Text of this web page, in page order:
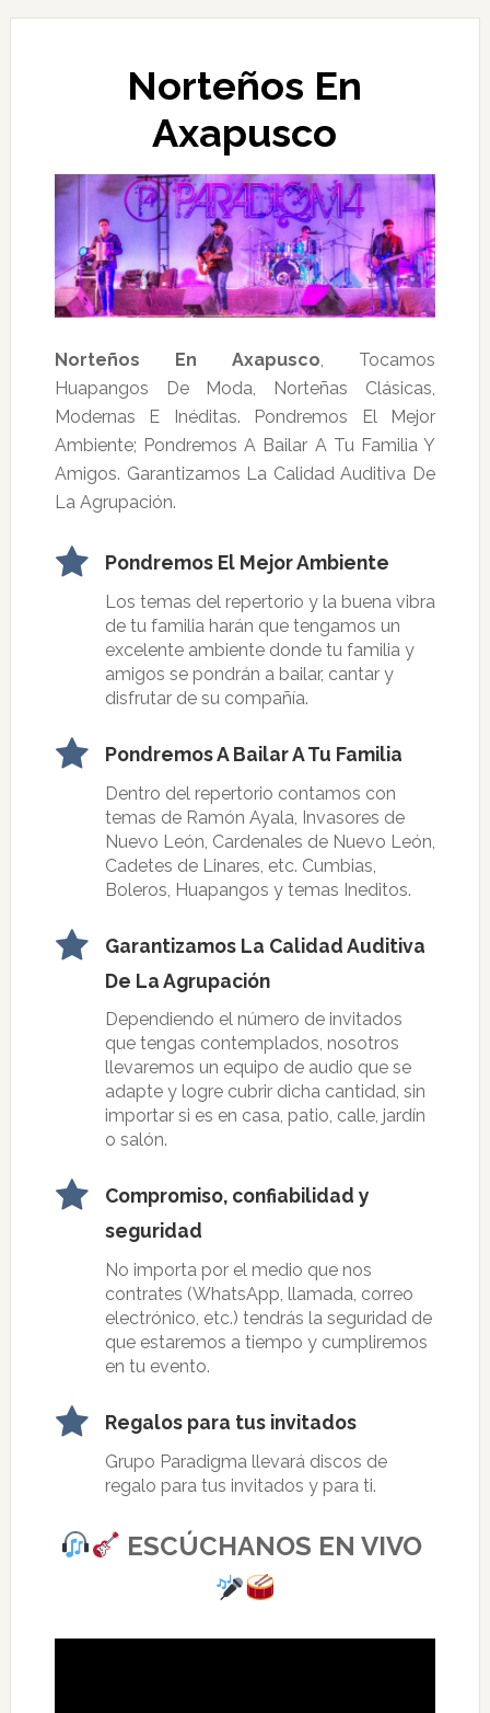
Norteños En
Axapusco
Norteños En Axapusco, Tocamos
Huapangos De Moda, Norteñas Clásicas,
Modernas E Inéditas. Pondremos El Mejor
Ambiente; Pondremos A Bailar A Tu Familia Y
Amigos. Garantizamos La Calidad Auditiva De
La Agrupación.
Pondremos El Mejor Ambiente
Los temas del repertorio y la buena vibra
de tu familia harán que tengamos un
excelente ambiente donde tu familia y
amigos se pondrán a bailar, cantar y
disfrutar de su compañía.
Pondremos A Bailar A Tu Familia
Dentro del repertorio contamos con
temas de Ramón Ayala, Invasores de
Nuevo León, Cardenales de Nuevo León,
Cadetes de Linares, etc. Cumbias,
Boleros, Huapangos y temas Ineditos.
Garantizamos La Calidad Auditiva
De La Agrupación
Dependiendo el número de invitados
que tengas contemplados, nosotros
llevaremos un equipo de audio que se
adapte y logre cubrir dicha cantidad, sin
importar si es en casa, patio, calle, jardín
o salón.
Compromiso, confiabilidad y
seguridad
No importa por el medio que nos
contrates (WhatsApp, llamada, correo
electrónico, etc.) tendrás la seguridad de
que estaremos a tiempo y cumpliremos
en tu evento.
Regalos para tus invitados
Grupo Paradigma llevará discos de
regalo para tus invitados y para ti.
ESCÚCHANOS EN VIVO